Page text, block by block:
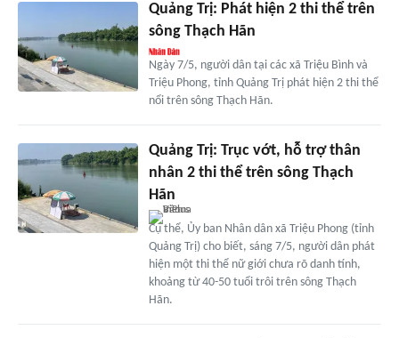
Quảng Trị: Phát hiện 2 thi thể trên
sông Thạch Hãn
Ngày 7/5, người dân tại các xã Triệu Bình và
Triệu Phong, tỉnh Quảng Trị phát hiện 2 thi thể
nổi trên sông Thạch Hãn.
Quảng Trị: Trục vớt, hỗ trợ thân
nhân 2 thi thể trên sông Thạch
Hãn
Cụ thể, Ủy ban Nhân dân xã Triệu Phong (tỉnh
Quảng Trị) cho biết, sáng 7/5, người dân phát
hiện một thi thể nữ giới chưa rõ danh tính,
khoảng từ 40-50 tuổi trôi trên sông Thạch
Hãn.